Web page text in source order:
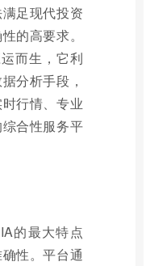
足现代投资
的高要求。
而生，它利
分析手段，
行情、专业
合性服务平
的最大特点
性。平台通